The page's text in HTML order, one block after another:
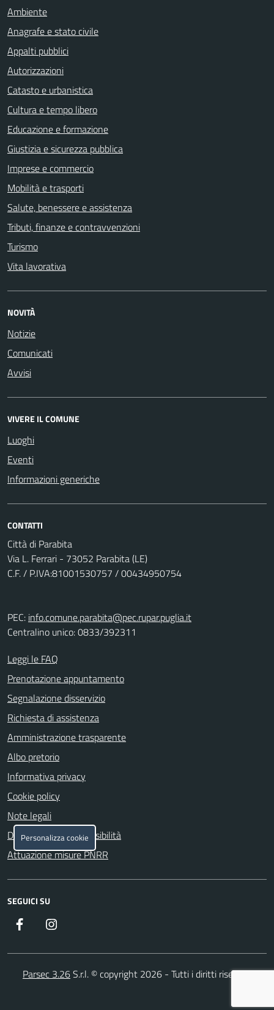
Ambiente
Anagrafe e stato civile
Appalti pubblici
Autorizzazioni
Catasto e urbanistica
Cultura e tempo libero
Educazione e formazione
Giustizia e sicurezza pubblica
Imprese e commercio
Mobilità e trasporti
Salute, benessere e assistenza
Tributi, finanze e contravvenzioni
Turismo
Vita lavorativa
NOVITÀ
Notizie
Comunicati
Avvisi
VIVERE IL COMUNE
Luoghi
Eventi
Informazioni generiche
CONTATTI
Città di Parabita
Via L. Ferrari - 73052 Parabita (LE)
C.F. / P.IVA:81001530757 / 00434950754
PEC: info.comune.parabita@pec.rupar.puglia.it
Centralino unico: 0833/392311
Leggi le FAQ
Prenotazione appuntamento
Segnalazione disservizio
Richiesta di assistenza
Amministrazione trasparente
Albo pretorio
Informativa privacy
Cookie policy
Note legali
Dichiarazione di accessibilità
Attuazione misure PNRR
SEGUICI SU
Facebook
Parsec 3.26S.r.l. © copyright 2026 - Tutti i diritti riservati
Personalizza cookie